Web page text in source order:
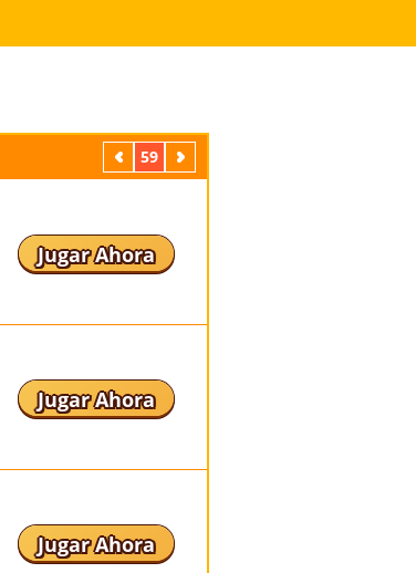
Previos
59 Próximos
Jugar Ahora
Jugar Ahora
Jugar Ahora